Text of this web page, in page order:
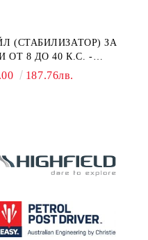
(СТАБИЛИЗАТОР) ЗА
ОТ 8 ДО 40 К.С. -
SE SPORT 200
187.76лв.